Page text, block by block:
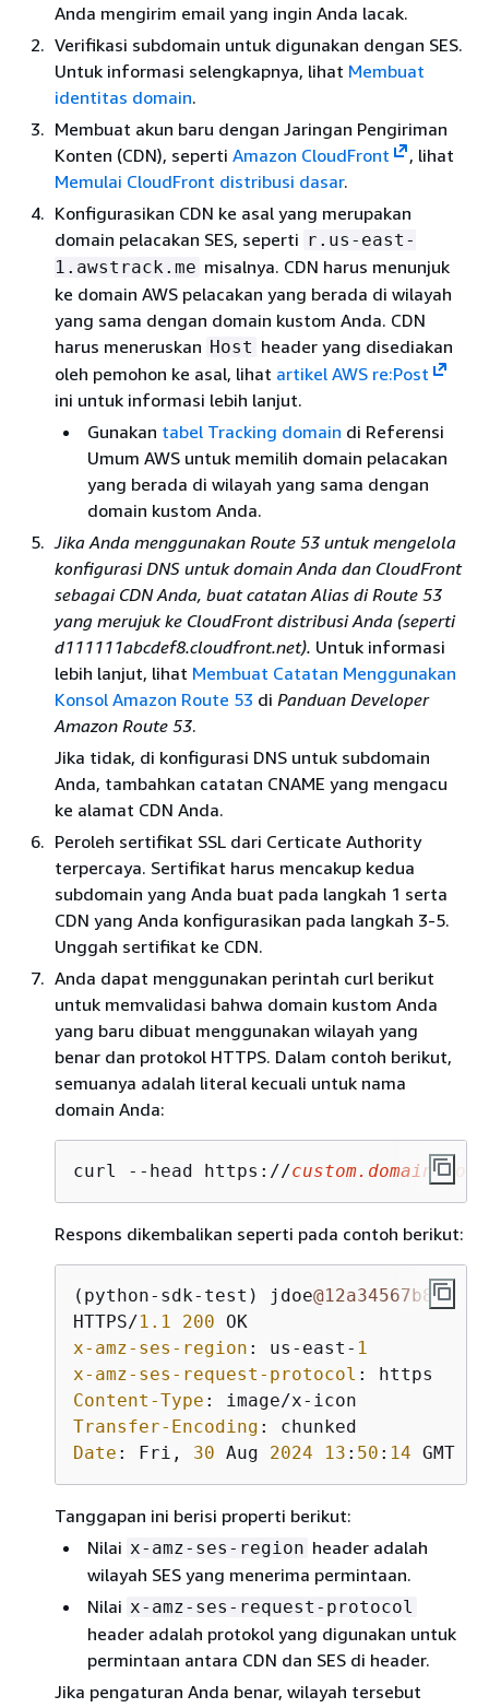
Anda mengirim email yang ingin Anda lacak.
Verifikasi subdomain untuk digunakan dengan SES.
Untuk informasi selengkapnya, lihat Membuat
identitas domain.
Membuat akun baru dengan Jaringan Pengiriman
Konten (CDN), seperti Amazon CloudFront
, lihat
Memulai CloudFront distribusi dasar.
Konfigurasikan CDN ke asal yang merupakan
domain pelacakan SES, seperti r.us-east-
1.awstrack.me misalnya. CDN harus menunjuk
ke domain AWS pelacakan yang berada di wilayah
yang sama dengan domain kustom Anda. CDN
harus meneruskan Host header yang disediakan
oleh pemohon ke asal, lihat artikel AWS re:Post
ini untuk informasi lebih lanjut.
Gunakan tabel Tracking domain di Referensi
Umum AWS untuk memilih domain pelacakan
yang berada di wilayah yang sama dengan
domain kustom Anda.
Jika Anda menggunakan Route 53 untuk mengelola
konfigurasi DNS untuk domain Anda dan CloudFront
sebagai CDN Anda, buat catatan Alias di Route 53
yang merujuk ke CloudFront distribusi Anda (seperti
d111111abcdef8.cloudfront.net). Untuk informasi
lebih lanjut, lihat Membuat Catatan Menggunakan
Konsol Amazon Route 53 di Panduan Developer
Amazon Route 53.
Jika tidak, di konfigurasi DNS untuk subdomain
Anda, tambahkan catatan CNAME yang mengacu
ke alamat CDN Anda.
Peroleh sertifikat SSL dari Certicate Authority
terpercaya. Sertifikat harus mencakup kedua
subdomain yang Anda buat pada langkah 1 serta
CDN yang Anda konfigurasikan pada langkah 3-5.
Unggah sertifikat ke CDN.
Anda dapat menggunakan perintah curl berikut
untuk memvalidasi bahwa domain kustom Anda
yang baru dibuat menggunakan wilayah yang
benar dan protokol HTTPS. Dalam contoh berikut,
semuanya adalah literal kecuali untuk nama
domain Anda:
curl --head https://custom.domain.com
Respons dikembalikan seperti pada contoh berikut:
(python-sdk-test) jdoe@12a34567b89c
HTTPS/1.1 200
x-amz-ses-region : us-east- 1
x-amz-ses-request-protocol
Content-Type
Transfer-Encoding
Date : Fri, 30 Aug 2024 13 : 50 : 14 GMT
Tanggapan ini berisi properti berikut:
Nilai x-amz-ses-region header adalah
wilayah SES yang menerima permintaan.
Nilai x-amz-ses-request-protocol
header adalah protokol yang digunakan untuk
permintaan antara CDN dan SES di header.
Jika pengaturan Anda benar, wilayah tersebut